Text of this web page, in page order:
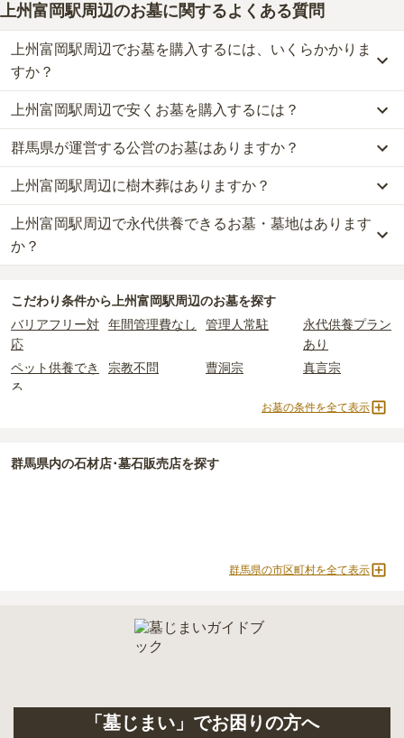
上州富岡駅周辺のお墓に関するよくある質問
上州富岡駅周辺でお墓を購入するには、いくらかかりま
すか？
上州富岡駅周辺での購入費用の目安は、一般墓が約192万円、樹木
葬が約63万円、納骨堂が約13万円、永代供養墓が約82万円です。
一般墓を建てる場合は、「永代使用料（土地代）」と「墓石代」の
2つが主な費用となります。
上州富岡駅周辺の一般墓の永代使用料の平均は
で、墓石代は
さ・素材によって変わります。
樹木葬・納骨堂・永代供養墓は、基本的に墓石代がかからず、永代
なお、お墓によっては以下の費用が別途かかる場合があります。
・開眼法要の費用：お墓を新しく建てた際に行う儀式のための費
用。僧侶に渡すお布施がかかります。
・納骨式の費用
：お墓に遺骨を納める儀式のための費用。僧侶に渡
すお布施、会食などの費用がかかります。
：お墓の管理費。契約後、毎年発生するケースがあり
正確な費用は、区画や石材の選び方によって大きく変わるため、見
上州富岡駅周辺で安くお墓を購入するには？
上州富岡駅周辺で一番安価なお墓は、安中市営すみれヶ丘霊園
永
代供養墓で、5万円からお求めいただけます。
一般的に最も費用を抑えられるのは、他の方のご遺骨と一緒に埋葬
する「合祀墓（ごうしぼ）」と呼ばれるタイプです。個別のお墓に
比べて省スペースで管理の手間がかからないため、費用が安く設定
されています。
価格の目安は、1名あたり5万円〜30万円程度です。
上州富岡駅周辺 で安価なお墓を探したい場合は、
び替えてお墓を探すのがおすすめです。
群馬県が運営する公営のお墓はありますか？
上州富岡駅周辺には、群馬県が運営する公営の霊園が
す。
安中市営すみれヶ丘霊園がそれにあたります。
公営霊園は民営の霊園と異なり、契約にあたって応募資格が設けら
主な条件として、遺骨がすでにある、該当の市区町村に一定年数以
上住んでいるなどが挙げられます。
条件を満たさない場合は、申し込み自体ができないことも多いた
め、事前の確認が重要です。
契約条件の詳細は、各霊園のページをご確認いただくか、資料請求
上州富岡駅周辺に樹木葬はありますか？
上州富岡駅周辺には、2件の樹木葬があります。
詳しくは、
上州富岡駅周辺で永代供養できるお墓・墓地はあります
か？
詳しくは、上州富岡駅周辺の永代供養の一覧をご覧ください。
こだわり条件から 上州富岡駅周辺のお墓を探す
バリアフリー対
応
年間管理費なし 管理人常駐
永代供養プラン
あり
ペット供養でき
る
宗教不問 曹洞宗 真言宗
永代供養墓
2人用区画あり
3人用区画あり
お墓の条件を全て表示
群馬県内の石材店･墓石販売店を探す
群馬県の市区町村を全て表示
「墓じまい」でお困りの方へ